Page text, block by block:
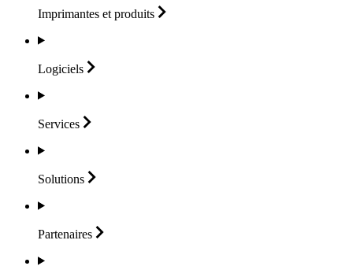
Imprimantes et produits
Logiciels
Services
Solutions
Partenaires